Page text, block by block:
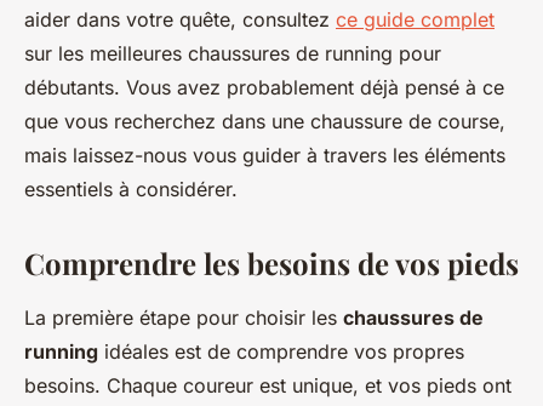
Candice•26 décembre 2024•6 min de lecture
aider dans votre quête, consultez ce guide complet
sur les meilleures chaussures de running pour
débutants. Vous avez probablement déjà pensé à ce
que vous recherchez dans une chaussure de course,
mais laissez-nous vous guider à travers les éléments
essentiels à considérer.
Comprendre les besoins de vos pieds
La première étape pour choisir les chaussures de
running idéales est de comprendre vos propres
besoins. Chaque coureur est unique, et vos pieds ont